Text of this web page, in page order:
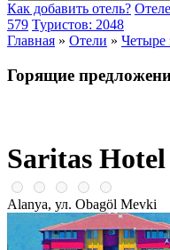
Как добавить отель?
579 Туристов: 2048
Главная » Отели » Четыре
Горящие
Saritas
Alanya, ул. Obagöl Mevki